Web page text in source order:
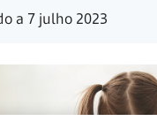
a 7 julho 2023